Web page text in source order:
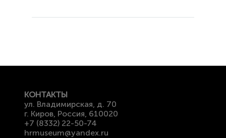
КОНТАКТЫ
ул. Владимирская, д. 70
г. Киров, Россия, 610020
+7 (8332) 22-50-74
hrmuseum@yandex.ru